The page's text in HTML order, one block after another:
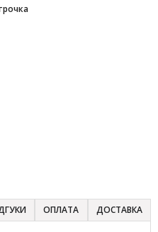
ОПЛАТА ДОСТАВКА